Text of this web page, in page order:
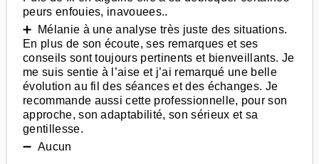
peurs enfouies, inavouees..
➕ Mélanie à une analyse très juste des situations.
En plus de son écoute, ses remarques et ses
conseils sont toujours pertinents et bienveillants. Je
me suis sentie à l’aise et j’ai remarqué une belle
évolution au fil des séances et des échanges. Je
recommande aussi cette professionnelle, pour son
approche, son adaptabilité, son sérieux et sa
gentillesse.
➖ Aucun